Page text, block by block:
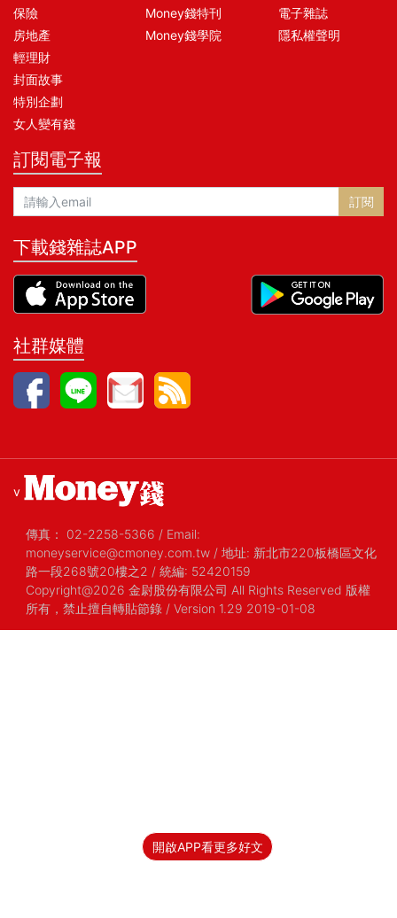
開啟APP看更多好文
保險
房地產
輕理財
封面故事
特別企劃
女人變有錢
Money錢特刊
Money錢學院
電子雜誌
隱私權聲明
訂閱電子報
訂閱
下載錢雜誌APP
社群媒體
v
傳真： 02-2258-5366 / Email:
moneyservice@cmoney.com.tw / 地址: 新北市220板橋區文化
路一段268號20樓之2 / 統編: 52420159
Copyright@2026 金尉股份有限公司 All Rights Reserved 版權
所有，禁止擅自轉貼節錄 / Version 1.29 2019-01-08